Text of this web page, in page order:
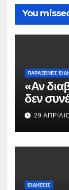
You
ΠΑΡΆΞΕΝΕΣ
«Αν
δεν
29
ΕΙΔΉΣΕΙΣ